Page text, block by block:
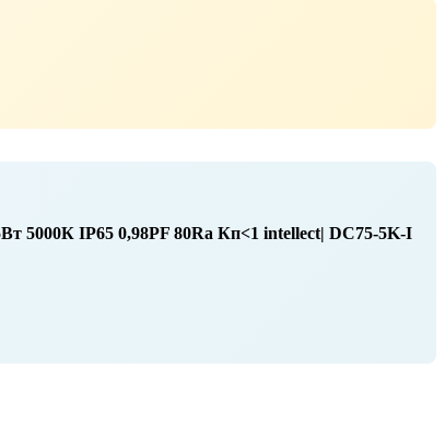
5000К IP65 0,98PF 80Ra Кп<1 intellect| DC75-5K-I